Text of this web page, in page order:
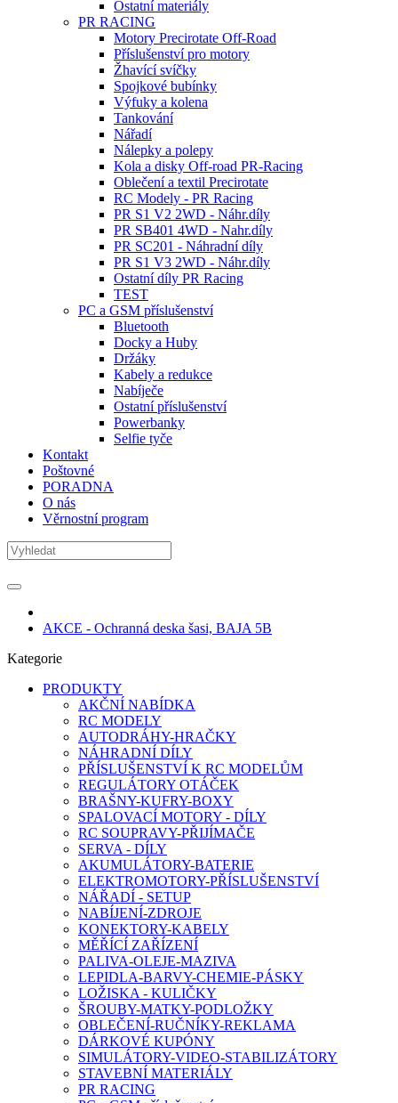
Ostatní materiály
PR RACING
Motory Precirotate Off-Road
Příslušenství pro motory
Žhavící svíčky
Spojkové bubínky
Výfuky a kolena
Tankování
Nářadí
Nálepky a polepy
Kola a disky Off-road PR-Racing
Oblečení a textil Precirotate
RC Modely - PR Racing
PR S1 V2 2WD - Náhr.díly
PR SB401 4WD - Nahr.díly
PR SC201 - Náhradní díly
PR S1 V3 2WD - Náhr.díly
Ostatní díly PR Racing
TEST
PC a GSM příslušenství
Bluetooth
Docky a Huby
Držáky
Kabely a redukce
Nabíječe
Ostatní příslušenství
Powerbanky
Selfie tyče
Kontakt
Poštovné
PORADNA
O nás
Věrnostní program
AKCE - Ochranná deska šasi, BAJA 5B
Kategorie
PRODUKTY
AKČNÍ NABÍDKA
RC MODELY
AUTODRÁHY-HRAČKY
NÁHRADNÍ DÍLY
PŘÍSLUŠENSTVÍ K RC MODELŮM
REGULÁTORY OTÁČEK
BRAŠNY-KUFRY-BOXY
SPALOVACÍ MOTORY - DÍLY
RC SOUPRAVY-PŘIJÍMAČE
SERVA - DÍLY
AKUMULÁTORY-BATERIE
ELEKTROMOTORY-PŘÍSLUŠENSTVÍ
NÁŘADÍ - SETUP
NABÍJENÍ-ZDROJE
KONEKTORY-KABELY
MĚŘÍCÍ ZAŘÍZENÍ
PALIVA-OLEJE-MAZIVA
LEPIDLA-BARVY-CHEMIE-PÁSKY
LOŽISKA - KULIČKY
ŠROUBY-MATKY-PODLOŽKY
OBLEČENÍ-RUČNÍKY-REKLAMA
DÁRKOVÉ KUPÓNY
SIMULÁTORY-VIDEO-STABILIZÁTORY
STAVEBNÍ MATERIÁLY
PR RACING